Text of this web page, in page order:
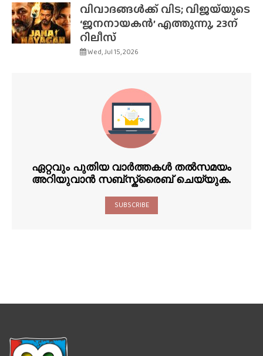
വിവാദങ്ങൾക്ക് വിട; വിജയ്‌യുടെ
‘ജനനായകൻ’ എത്തുന്നു, 23ന്
റിലീസ്
Wed, Jul 15, 2026
ഏറ്റവും പുതിയ വാർത്തകൾ തൽസമയം
അറിയുവാൻ സബ്സ്ക്രൈബ് ചെയ്യുക.
SUBSCRIBE